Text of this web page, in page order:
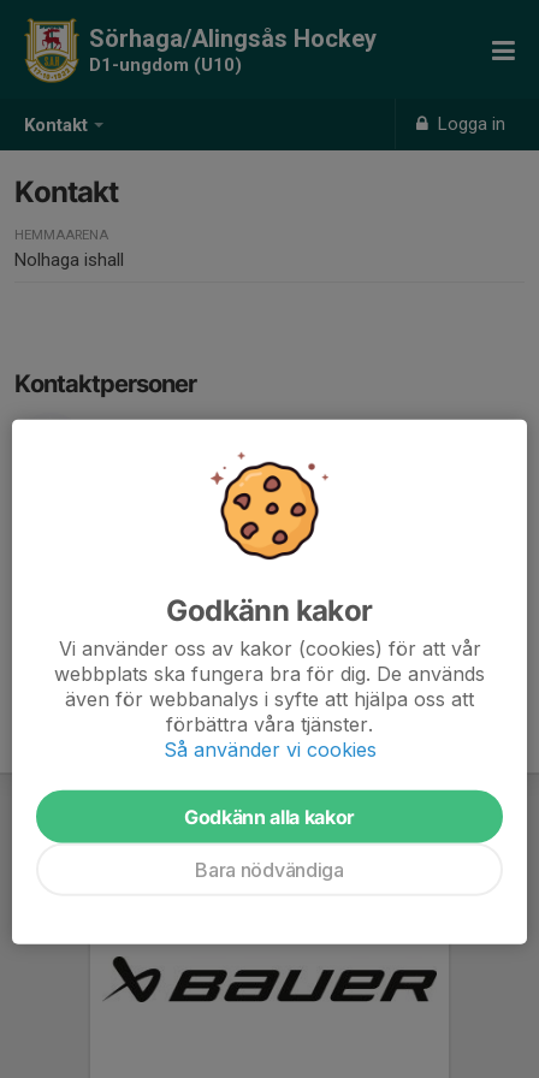
Kontakt Logga in
Sörhaga/Alingsås Hockey
D1-ungdom (U10)
Kontakt
HEMMAARENA
Nolhaga ishall
Kontaktpersoner
Magdalena Jovanovic
magdalena.jovanovic@hotmail.com
Mårten Johansson
070-461 99 68Godkänn kakor
Vi använder oss av kakor (cookies) för att vår
webbplats ska fungera bra för dig. De används
även för webbanalys i syfte att hjälpa oss att
förbättra våra tjänster.
Så använder vi cookies
Godkänn alla kakor
Bara nödvändiga